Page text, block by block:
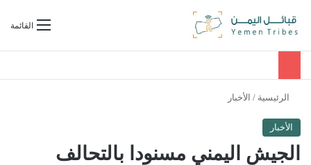
القائمةبحث عن
الرئيسية / الأخبار
الأخبار
الجيش اليمني مسنودا بالتحالف